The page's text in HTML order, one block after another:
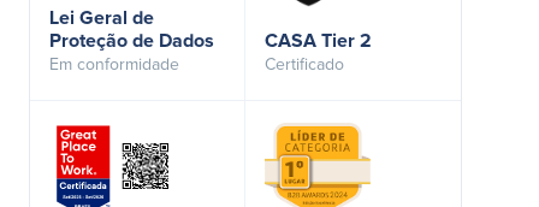
Lei Geral de
Proteção de Dados
Em conformidade
CASA Tier 2
Certificado